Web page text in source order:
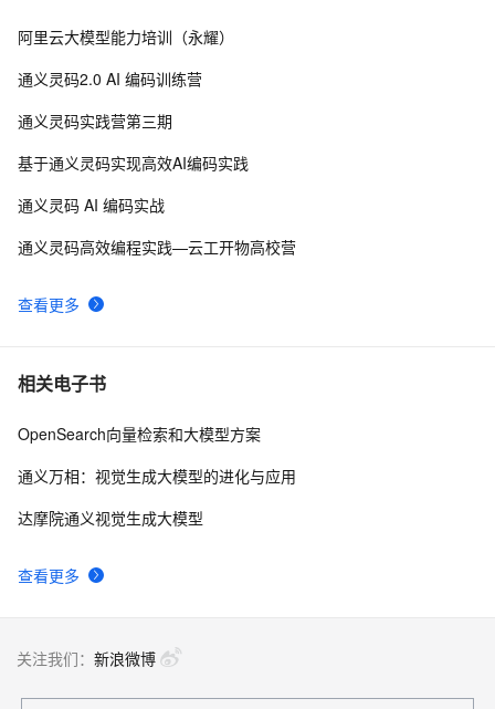
8 通义灵码内置 DeepSeek V3 和 R1 满血版 671B模型，
入选的 AI 编程产品
10通义灵码编程智能体，上线！
查看更多
阿里云大模型能力培训（永耀）
通义灵码2.0 AI 编码训练营
通义灵码实践营第三期
基于通义灵码实现高效AI编码实践
通义灵码 AI 编码实战
通义灵码高效编程实践—云工开物高校营
相关电子书
查看更多
OpenSearch向量检索和大模型方案
通义万相：视觉生成大模型的进化与应用
达摩院通义视觉生成大模型
关注我们： 新浪微博